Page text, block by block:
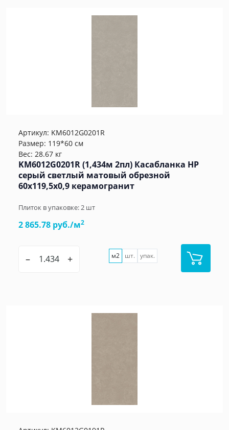
Артикул: KM6012G0201R
Размер: 119*60 см
Вес: 28.67 кг
KM6012G0201R (1,434м 2пл) Касабланка HP
серый светлый матовый обрезной
60x119,5x0,9 керамогранит
Плиток в упаковке:2 шт
2 865.78 руб./м2
– + м2 шт. упак.